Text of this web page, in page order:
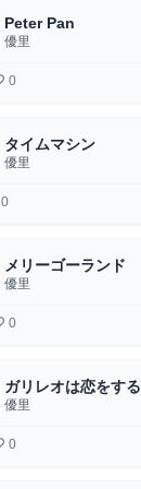
Peter Pan
優里
0
タイムマシン
優里
0
メリーゴーランド
優里
0
ガリレオは恋をする
優里
0